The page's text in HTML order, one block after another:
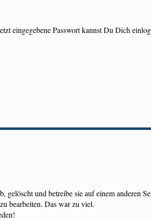
eingegebene Passwort kannst Du Dich
gelöscht und betreibe sie auf einem anderen
bearbeiten. Das war zu viel.